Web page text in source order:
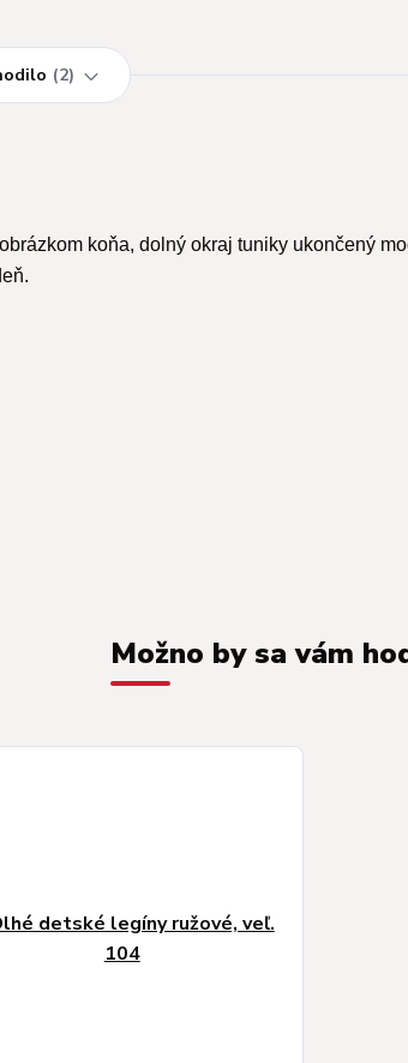
2
koňa, dolný okraj tuniky ukončený
Možno by sa vám